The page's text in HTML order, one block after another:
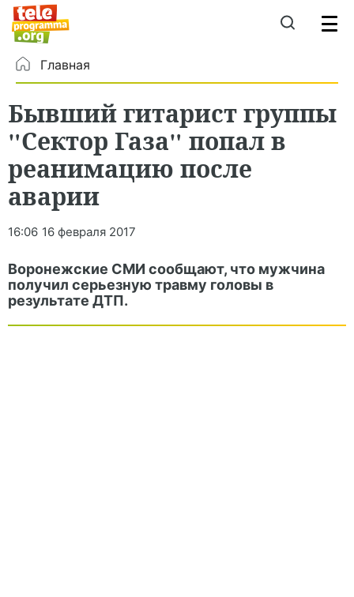
Главная
Бывший гитарист группы
"Сектор Газа" попал в
реанимацию после
аварии
16:06 16 февраля 2017
Воронежские СМИ сообщают, что мужчина
получил серьезную травму головы в
результате ДТП.